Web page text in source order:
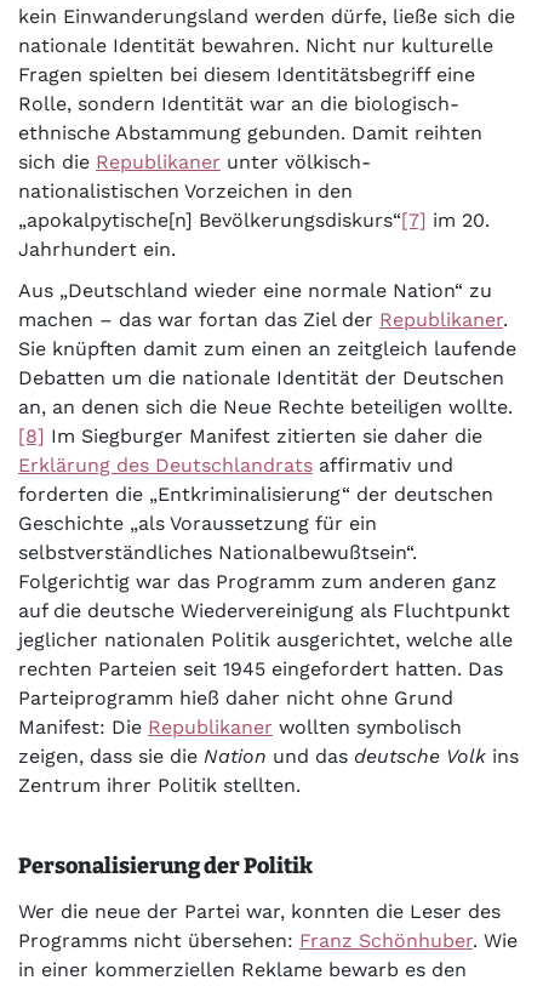
kein Einwanderungsland werden dürfe, ließe sich die
nationale Identität bewahren. Nicht nur kulturelle
Fragen spielten bei diesem Identitätsbegriff eine
Rolle, sondern Identität war an die biologisch-
ethnische Abstammung gebunden. Damit reihten
sich die Republikaner unter völkisch-
nationalistischen Vorzeichen in den
„apokalpytische[n] Bevölkerungsdiskurs“[7] im 20.
Jahrhundert ein.
Aus „Deutschland wieder eine normale Nation“ zu
machen – das war fortan das Ziel der Republikaner.
Sie knüpften damit zum einen an zeitgleich laufende
Debatten um die nationale Identität der Deutschen
an, an denen sich die Neue Rechte beteiligen wollte.
[8] Im Siegburger Manifest zitierten sie daher die
Erklärung des Deutschlandrats affirmativ und
forderten die „Entkriminalisierung“ der deutschen
Geschichte „als Voraussetzung für ein
selbstverständliches Nationalbewußtsein“.
Folgerichtig war das Programm zum anderen ganz
auf die deutsche Wiedervereinigung als Fluchtpunkt
jeglicher nationalen Politik ausgerichtet, welche alle
rechten Parteien seit 1945 eingefordert hatten. Das
Parteiprogramm hieß daher nicht ohne Grund
Manifest: Die Republikaner wollten symbolisch
zeigen, dass sie die Nation und das deutsche Volk ins
Zentrum ihrer Politik stellten.
Personalisierung der Politik
Wer die neue der Partei war, konnten die Leser des
Programms nicht übersehen: Franz Schönhuber. Wie
in einer kommerziellen Reklame bewarb es den